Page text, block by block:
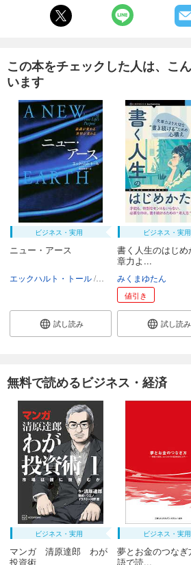
この本をチェックした人は、こ
います
ビジネス・実用
ニュー・アース
エックハルト・トール 吉田利子
試し読み
ビジネス・実用
書く人生のはじめ
章力よ...
みくまゆたん
値引き
試し読み
無料で読めるビジネス・経済
ビジネス・実用
マンガ 清原達郎 わが
投資術
ビジネス・実用
夢とお金のつな
語で読...